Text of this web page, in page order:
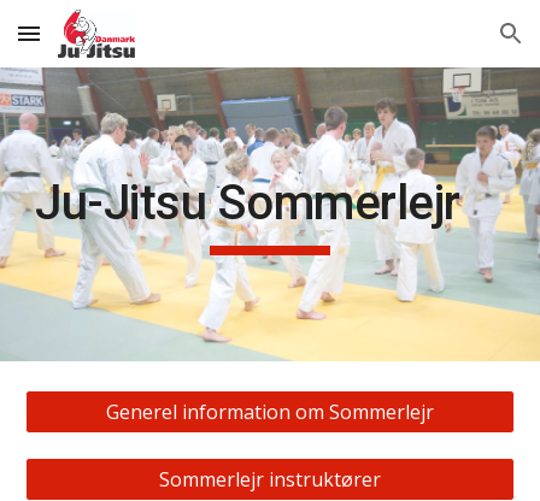
Skip to main content Skip to navigation
Ju-Jitsu Sommerlejr
Generel information om Sommerlejr
Sommerlejr instruktører